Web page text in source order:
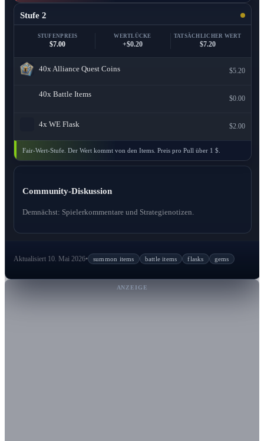
Stufe 2
STUFENPREIS
$7.00
WERTLÜCKE
+$0.20
TATSÄCHLICHER WERT
$7.20
40x Alliance Quest Coins $5.20
40x Battle Items
$0.00
4x WE Flask $2.00
Fair-Wert-Stufe. Der Wert kommt von den Items. Preis pro Pull über 1 $.
Community-Diskussion
Demnächst: Spielerkommentare und Strategienotizen.
Aktualisiert 10. Mai 2026• summon items battle items flasks gems
ANZEIGE